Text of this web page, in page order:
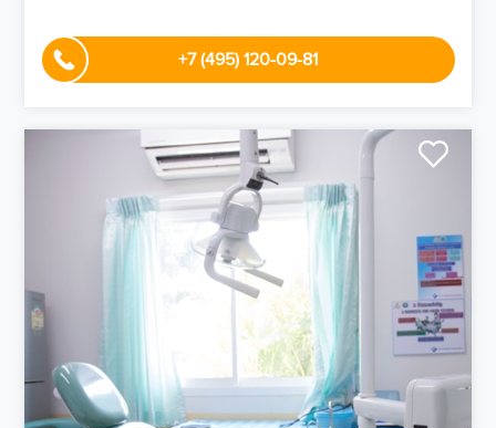
+7 (495) 120-09-81